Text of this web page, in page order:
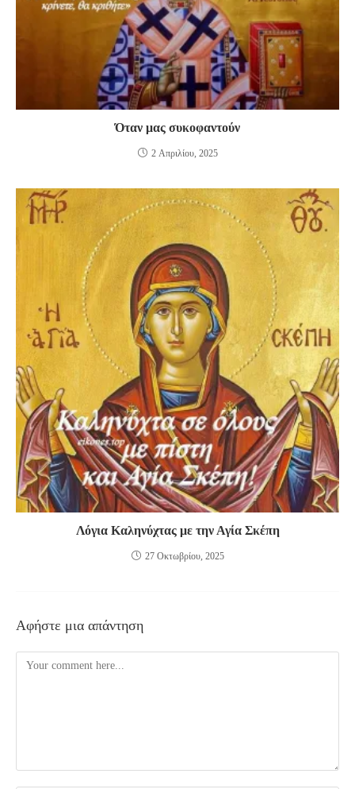
Όταν μας συκοφαντούν
2 Απριλίου, 2025
Λόγια Καληνύχτας με την Αγία Σκέπη
27 Οκτωβρίου, 2025
Αφήστε μια απάντηση
Comment